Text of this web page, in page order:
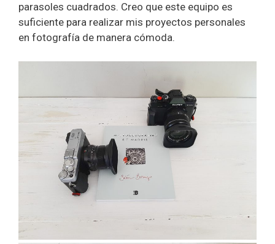
parasoles cuadrados. Creo que este equipo es
suficiente para realizar mis proyectos personales
en fotografía de manera cómoda.